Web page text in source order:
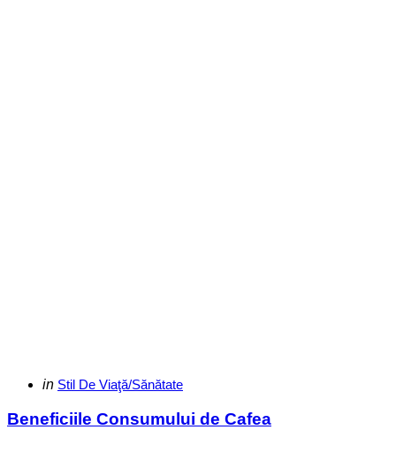
Categories
Posted
in Stil De Viaţă/Sănătate
Beneficiile Consumului de Cafea